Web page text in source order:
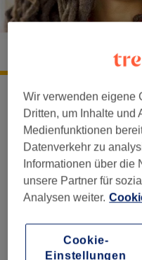
Eschholzstraße 32,
Rastastudio
Buchungen über
Nutzen Sie das
um verfügbare
finden. Dort warten
auf Ihren Besuch.
Finde die besten
Wir verwenden eigene
Dritten, um Inhalte und
Medienfunktionen
Datenverkehr zu
Informationen über die
unsere Partner für
Analysen weiter.
Cookie-
Einstellungen